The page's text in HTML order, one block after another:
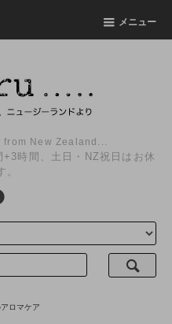
メニュー
New Zealand...
時間、土日・NZ祝日はお休
。
ロマケア